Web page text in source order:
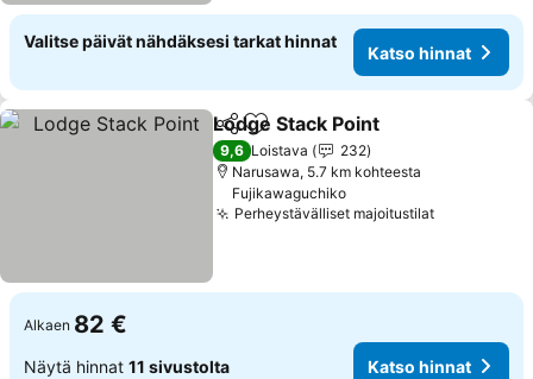
Valitse päivät nähdäksesi tarkat hinnat
Katso hinnat
Jaa Lisää suosikkeihin
Lodge Stack Point
9,6 Loistava
232
Narusawa, 5.7 km kohteesta
Fujikawaguchiko
Perheystävälliset majoitustilatKatso
Alkaen 82 €
Näytä hinnat 11 sivustolta Katso hinnat